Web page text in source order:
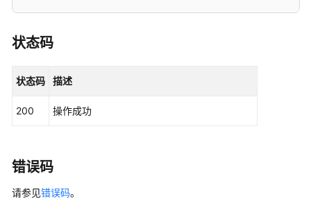
文
下
参
考
状态码
状态码 描述
200 操作成功
错误码
请参见错误码。